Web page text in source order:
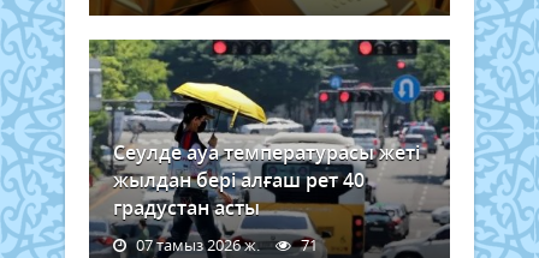
Сеулде ауа температурасы жеті
жылдан бері алғаш рет 40
градустан асты
07 тамыз 2026 ж. 71